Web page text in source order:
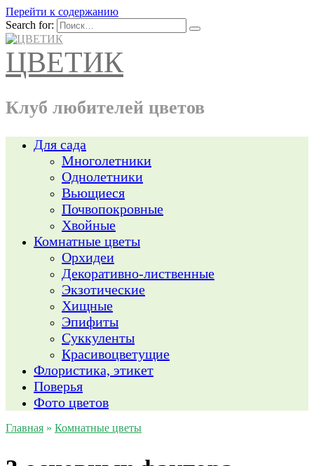
Перейти к содержанию
Search for:
ЦВЕТИК
Клуб любителей цветов
Для сада
Многолетники
Однолетники
Вьющиеся
Почвопокровные
Хвойные
Комнатные цветы
Орхидеи
Декоративно-лиственные
Экзотические
Хищные
Эпифиты
Суккуленты
Красивоцветущие
Флористика, этикет
Поверья
Фото цветов
Главная » Комнатные цветы